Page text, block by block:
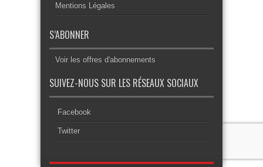
Mentions Légales
S’ABONNER
Voir les offres d'abonnements
SUIVEZ-NOUS SUR LES RÉSEAUX SOCIAUX
Facebook
Twitter